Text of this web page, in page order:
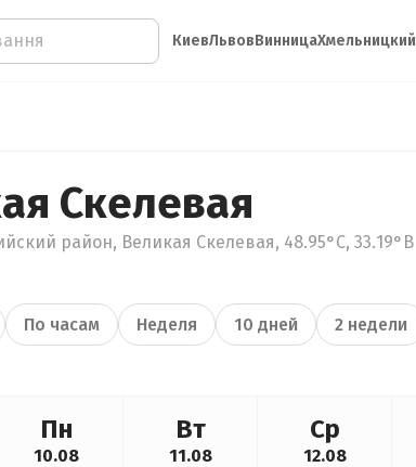
КиевЛьвовВинницаХмельницкий
Скелевая
район, Великая Скелевая, 48.95°С, 33.19°В
По часам Неделя 10 дней 2 недели
Пн
10.08
Вт
11.08
Ср
12.08